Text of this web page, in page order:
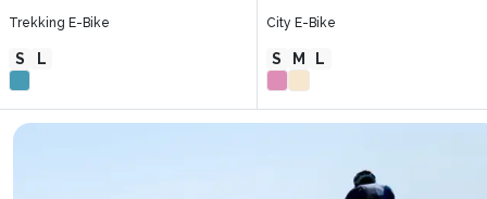
Trekking E-Bike
S L
City E-Bike
S M L